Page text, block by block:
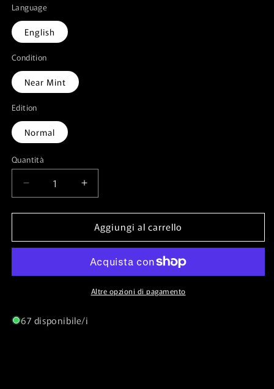
Language
English
Condition
Near Mint
Edition
Normal
Quantità
Quantità
Diminuisci
quantità
per
(OP02-
Paramount
[113]
Aumenta
quantità
per
Helmeppo
(OP02-
Paramount
War⁣
[113]
Aggiungi al carrello
Altre opzioni di pagamento
67 disponibile/i